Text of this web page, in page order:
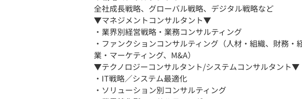
全社成長戦略、グローバル戦略、デジタル戦略など
▼マネジメントコンサルタント▼
・業界別経営戦略・業務コンサルティング
・ファンクションコンサルティング（人材・組織、財務・
業・マーケティング、M&A）
▼テクノロジーコンサルタント/システムコンサルタント▼
・IT戦略／システム最適化
・ソリューション別コンサルティング